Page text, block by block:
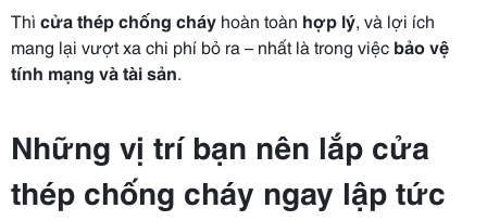
Thì cửa thép chống cháy hoàn toàn hợp lý, và lợi ích
mang lại vượt xa chi phí bỏ ra – nhất là trong việc bảo vệ
tính mạng và tài sản.
Những vị trí bạn nên lắp cửa
thép chống cháy ngay lập tức